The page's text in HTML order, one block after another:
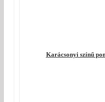
Karácsonyi színű